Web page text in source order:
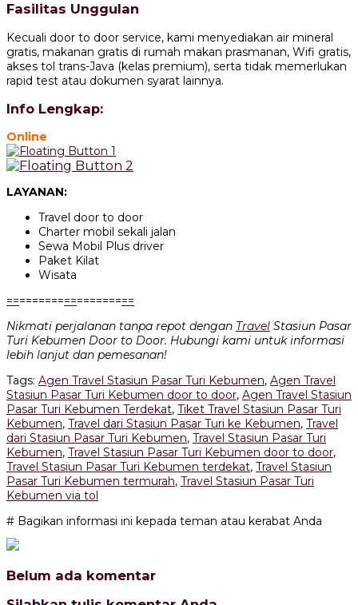
Fasilitas Unggulan
Kecuali door to door service, kami menyediakan air mineral
gratis, makanan gratis di rumah makan prasmanan, Wifi gratis,
akses tol trans-Java (kelas premium), serta tidak memerlukan
rapid test atau dokumen syarat lainnya.
Info Lengkap:
Online
LAYANAN:
Travel door to door
Charter mobil sekali jalan
Sewa Mobil Plus driver
Paket Kilat
Wisata
====================
Nikmati perjalanan tanpa repot dengan Travel Stasiun Pasar
Turi Kebumen Door to Door. Hubungi kami untuk informasi
lebih lanjut dan pemesanan!
Tags: Agen Travel Stasiun Pasar Turi Kebumen, Agen Travel
Stasiun Pasar Turi Kebumen door to door, Agen Travel Stasiun
Pasar Turi Kebumen Terdekat, Tiket Travel Stasiun Pasar Turi
Kebumen, Travel dari Stasiun Pasar Turi ke Kebumen, Travel
dari Stasiun Pasar Turi Kebumen, Travel Stasiun Pasar Turi
Kebumen, Travel Stasiun Pasar Turi Kebumen door to door,
Travel Stasiun Pasar Turi Kebumen terdekat, Travel Stasiun
Pasar Turi Kebumen termurah, Travel Stasiun Pasar Turi
Kebumen via tol
# Bagikan informasi ini kepada teman atau kerabat Anda
Belum ada komentar